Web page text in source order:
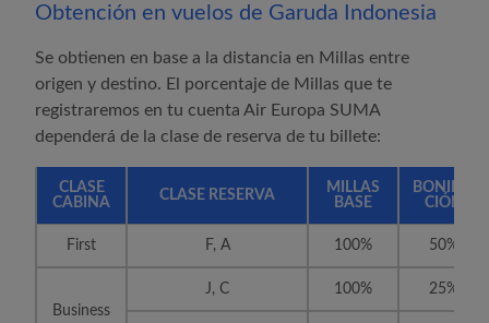
Obtención en vuelos de Garuda Indonesia
Se obtienen en base a la distancia en Millas entre
origen y destino. El porcentaje de Millas que te
registraremos en tu cuenta Air Europa SUMA
dependerá de la clase de reserva de tu billete:
CLASE
CABINA
CLASE RESERVA
MILLAS
BASE
BONIFICA-
CIÓN
First F, A 100% 50%
Business
J, C 100% 25%